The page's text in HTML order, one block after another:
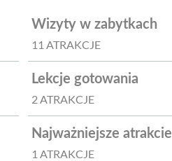
Wizyty w zabytkach
11 ATRAKCJE
Lekcje gotowania
2 ATRAKCJE
Najważniejsze atrakcie
1 ATRAKCJE